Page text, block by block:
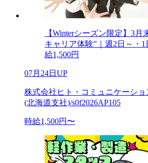
【Winterシーズン限定】3月
キャリア体験”｜週2日～・
給1,500円
07月24日UP
株式会社ヒト・コミュニケーシ
(北海道支社)/s0f2026AP105
時給1,500円〜